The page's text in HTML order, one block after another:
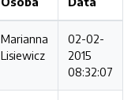
Marianna
Lisiewicz
02-02-
2015
08:32:07